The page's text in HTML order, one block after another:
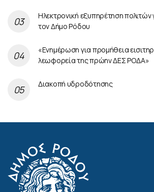
Ηλεκτρονική εξυπηρέτηση πολιτών
τον Δήμο Ρόδου
«Ενημέρωση για προμήθεια
λεωφορεία της πρώην ΔΕΣ ΡΟΔΑ»
Διακοπή υδροδότησης